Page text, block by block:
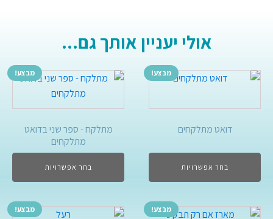
אולי יעניין אותך גם...
מבצע!
דואט מתלקחים
בחר אפשרויות
מבצע!
מתלקח - ספר שני בדואט
מתלקחים
בחר אפשרויות
מבצע! מבצע!